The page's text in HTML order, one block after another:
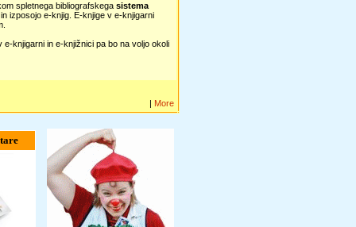
spletnega bibliografskega sistema
izposojo e-knjig. E-knjige v e-knjigarni
knjigarni in e-knjižnici pa bo na voljo okoli
| More